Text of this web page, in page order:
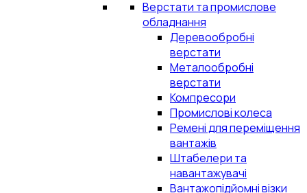
Верстати та промислове
обладнання
Деревообробні
верстати
Металообробні
верстати
Компресори
Промислові колеса
Ремені для переміщення
вантажів
Штабелери та
навантажувачі
Вантажопідйомні візки